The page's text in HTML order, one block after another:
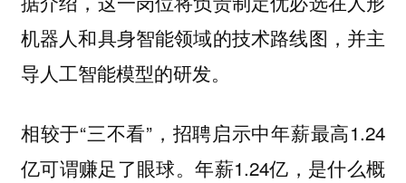
机器人和具身智能领域的技术路线图，并主
导人工智能模型的研发。
相较于“三不看”，招聘启示中年薪最高1.24
亿可谓赚足了眼球。年薪1.24亿，是什么概